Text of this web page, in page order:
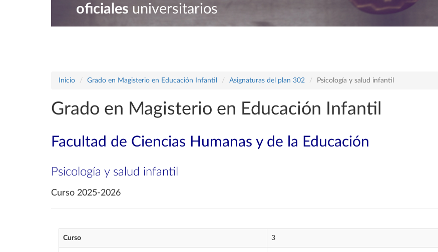
oficiales universitarios
Inicio Grado en Magisterio en Educación Infantil Asignaturas del plan 302 Psicología y salud infantil
Grado en Magisterio en Educación Infantil
Facultad de Ciencias Humanas y de la Educación
Psicología y salud infantil
Curso 2025-2026
Curso 3